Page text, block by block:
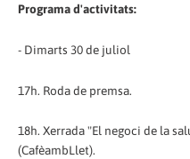
Programa d'activitats:
- Dimarts 30 de juliol
17h. Roda de premsa.
18h. Xerrada "El negoci de la
(CafèambLlet).